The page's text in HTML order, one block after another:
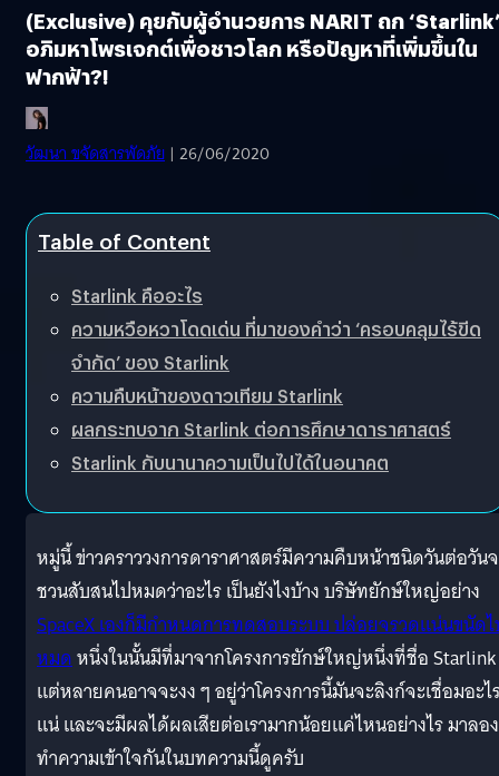
(Exclusive) คุยกับผู้อำนวยการ NARIT ถก
อภิมหาโพรเจกต์เพื่อชาวโลก หรือปัญหาที่เพิ่มขึ้นใน
ฟากฟ้า?!
วัฒนา ขจัดสารพัดภัย | 26/06/2020
Table of Content
Starlink คืออะไร
ความหวือหวาโดดเด่น ที่มาของคำว่า ‘ครอบคลุมไร้ขีด
จำกัด’ ของ Starlink
ความคืบหน้าของดาวเทียม Starlink
ผลกระทบจาก Starlink ต่อการศึกษาดาราศาสตร์
Starlink กับนานาความเป็นไปได้ในอนาคต
หมู่นี้ ข่าวคราววงการดาราศาสตร์มีความคืบหน้าชนิดวันต่อวัน
ชวนสับสนไปหมดว่าอะไร เป็นยังไงบ้าง บริษัทยักษ์ใหญ่อย่าง
SpaceX เองก็มีกำหนดการทดสอบระบบ ปล่อยจรวดแน่นขนัด
หมดหนึ่งในนั้นมีที่มาจากโครงการยักษ์ใหญ่หนึ่งที่ชื่อ Starlink
แต่หลายคนอาจจะงง ๆ อยู่ว่าโครงการนี้มันจะลิงก์จะเชื่อมอะไ
แน่ และจะมีผลได้ผลเสียต่อเรามากน้อยแค่ไหนอย่างไร มาลอง
ทำความเข้าใจกันในบทความนี้ดูครับ